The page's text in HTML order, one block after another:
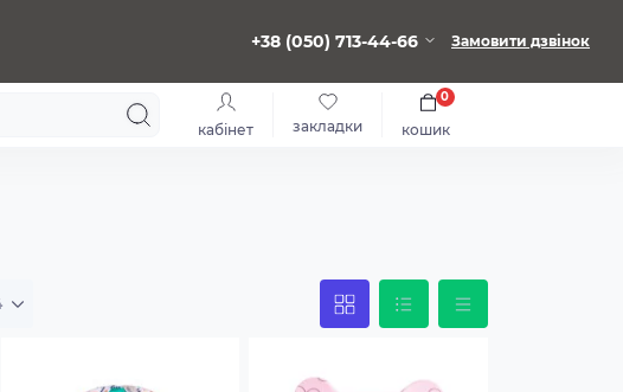
+38 (050) 713-44-66 Замовити дзвінок
кабінет закладки кошик
0